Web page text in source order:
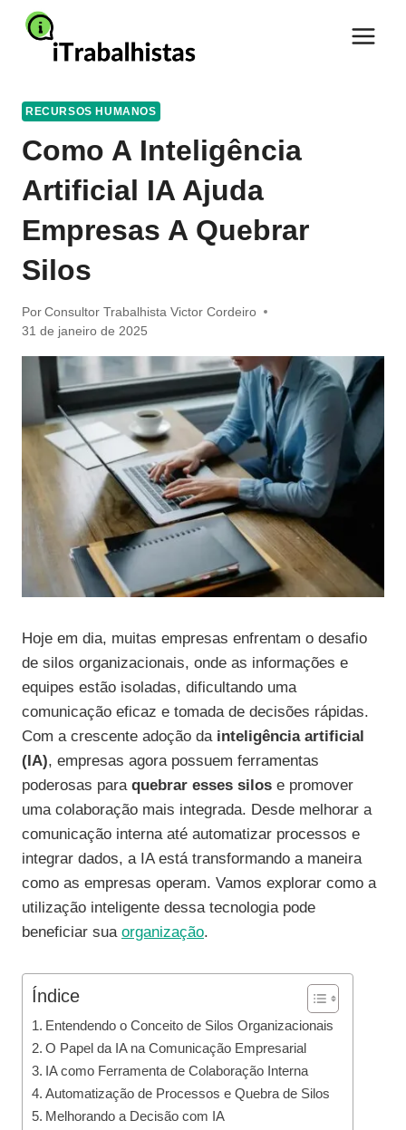
Pular
para
RECURSOS HUMANOS
Como A Inteligência
Artificial IA Ajuda
Empresas A Quebrar
Silos
Por Consultor Trabalhista Victor Cordeiro
31 de janeiro de 2025
Hoje em dia, muitas empresas enfrentam o desafio
de silos organizacionais, onde as informações e
equipes estão isoladas, dificultando uma
comunicação eficaz e tomada de decisões rápidas.
Com a crescente adoção da inteligência artificial
(IA), empresas agora possuem ferramentas
poderosas para quebrar esses silos e promover
uma colaboração mais integrada. Desde melhorar a
comunicação interna até automatizar processos e
integrar dados, a IA está transformando a maneira
como as empresas operam. Vamos explorar como a
utilização inteligente dessa tecnologia pode
beneficiar sua organização.
Índice
Entendendo o Conceito de Silos Organizacionais
O Papel da IA na Comunicação Empresarial
IA como Ferramenta de Colaboração Interna
Automatização de Processos e Quebra de Silos
Melhorando a Decisão com IA